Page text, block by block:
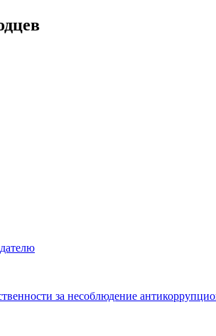
за несоблюдение